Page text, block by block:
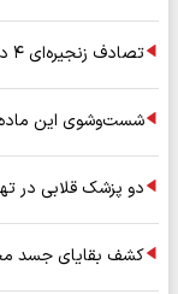
تصادف زنجیره‌ای ۴ دستگاه خودرو مرگبار شد
شست‌وشوی این ماده
دو پزشک قلابی در
کشف بقایای جسد